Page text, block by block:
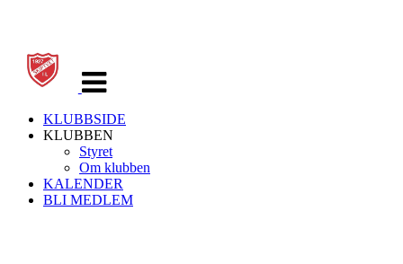
navigasjon
KLUBBSIDE
KLUBBEN
Styret
Om klubben
KALENDER
BLI MEDLEM